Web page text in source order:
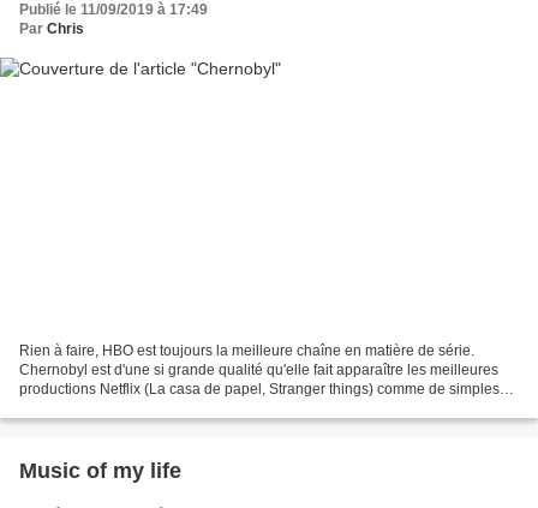
Publié le 11/09/2019 à 17:49
Par Chris
Rien à faire, HBO est toujours la meilleure chaîne en matière de série.
Chernobyl est d'une si grande qualité qu'elle fait apparaître les meilleures
productions Netflix (La casa de papel, Stranger things) comme de simples
Music of my life